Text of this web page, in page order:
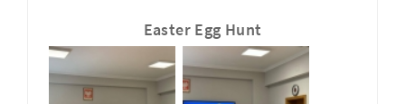
Easter Egg Hunt